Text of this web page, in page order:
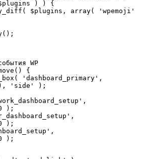
WP
{
'side' );
);
);
);